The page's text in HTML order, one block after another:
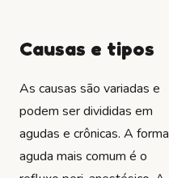
Causas e tipos
As causas são variadas e
podem ser divididas em
agudas e crônicas. A forma
aguda mais comum é o